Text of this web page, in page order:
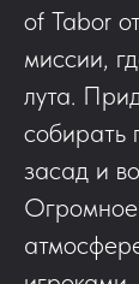
of Tabor
миссии,
лута.
собирать
засад и